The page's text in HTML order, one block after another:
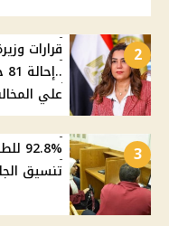
2
علي
3
تنسيق الجامعات 2026 وأماكن